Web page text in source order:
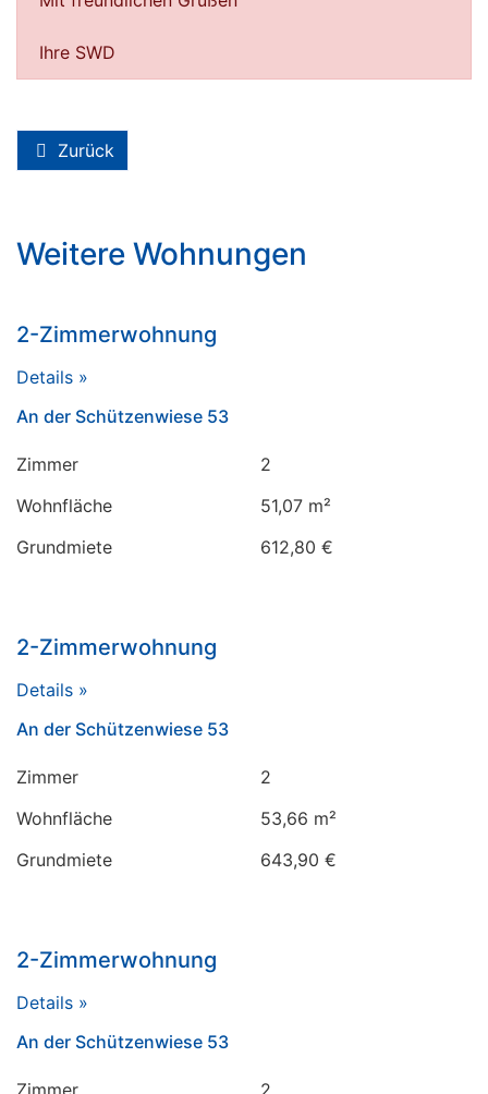
Ihre SWD
Zurück
Weitere Wohnungen
2-Zimmerwohnung
Details »
An der Schützenwiese 53
Zimmer
2
Wohnfläche
51,07 m²
Grundmiete
612,80 €
2-Zimmerwohnung
Details »
An der Schützenwiese 53
Zimmer
2
Wohnfläche
53,66 m²
Grundmiete
643,90 €
2-Zimmerwohnung
Details »
An der Schützenwiese 53